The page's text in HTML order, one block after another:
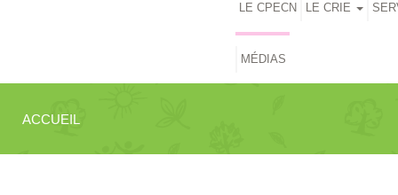
LE CPECN LE CRIE
MÉDIAS
ACCUEIL